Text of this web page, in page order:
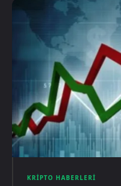
KRIPTO HABERLERI